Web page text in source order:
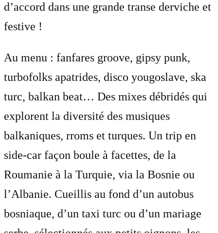
d’accord dans une grande transe derviche et
festive !
Au menu : fanfares groove, gipsy punk,
turbofolks apatrides, disco yougoslave, ska
turc, balkan beat… Des mixes débridés qui
explorent la diversité des musiques
balkaniques, rroms et turques. Un trip en
side-car façon boule à facettes, de la
Roumanie à la Turquie, via la Bosnie ou
l’Albanie. Cueillis au fond d’un autobus
bosniaque, d’un taxi turc ou d’un mariage